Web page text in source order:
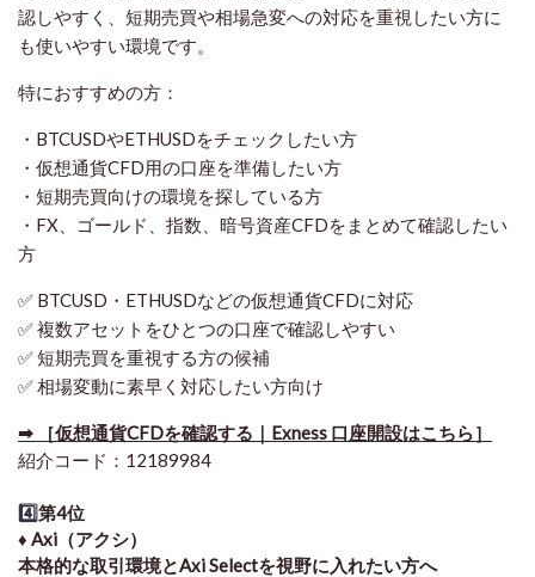
認しやすく、短期売買や相場急変への対応を重視したい方に
も使いやすい環境です。
特におすすめの方：
・BTCUSDやETHUSDをチェックしたい方
・仮想通貨CFD用の口座を準備したい方
・短期売買向けの環境を探している方
・FX、ゴールド、指数、暗号資産CFDをまとめて確認したい
方
✅ BTCUSD・ETHUSDなどの仮想通貨CFDに対応
✅ 複数アセットをひとつの口座で確認しやすい
✅ 短期売買を重視する方の候補
✅ 相場変動に素早く対応したい方向け
➡ ［仮想通貨CFDを確認する｜Exness 口座開設はこちら］
紹介コード：12189984
4️⃣第4位
♦️ Axi（アクシ）
本格的な取引環境とAxi Selectを視野に入れたい方へ